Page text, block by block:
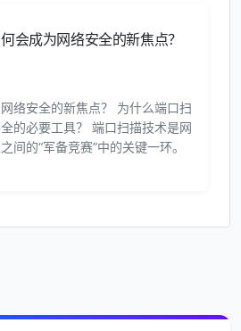
会成为网络安全的新焦点？
络安全的新焦点？ 为什么端口扫
的必要工具？ 端口扫描技术是网
间的“军备竞赛”中的关键一环。